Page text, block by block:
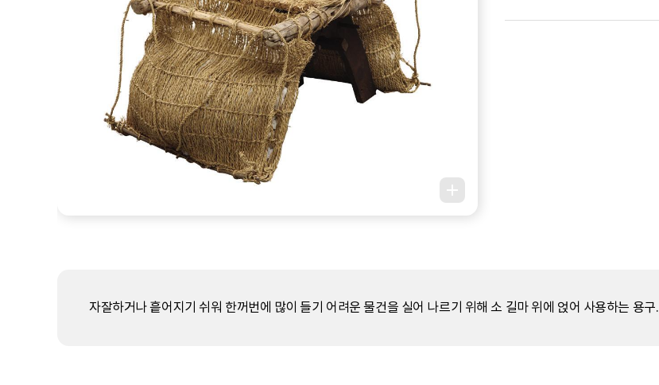
자잘하거나 흩어지기 쉬워 한꺼번에 많이 들기 어려운 물건을 실어 나르기 위해 소 길마 위에 얹어 사용하는 용구.